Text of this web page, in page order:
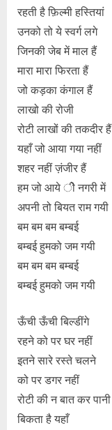
रहती है फ़िल्मी हस्तियां
उनको तो ये स्वर्ग लगे
जिनकी जेब में माल हैं
मारा मारा फिरता हैं
जो कड़का कंगाल हैं
लाखो की रोजी
रोटी लाखों की तकदीर हैं
यहाँ जो आया गया नहीं
शहर नहीं ज़ंजीर हैं
हम जो आये ीे नगरी में
अपनी तो बियत राम गयी
बम बम बम बम्बई
बम्बई हुमको जम गयी
बम बम बम बम्बई
बम्बई हुमको जम गयी
ऊँची ऊँची बिल्डींगे
रहने को पर घर नहीं
इतने सारे रस्ते चलने
को पर डगर नहीं
रोटी की न बात कर पानी
बिकता है यहाँ